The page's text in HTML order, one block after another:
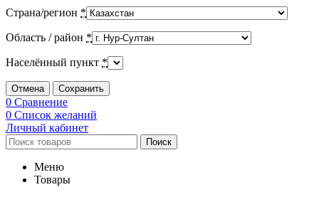
Страна/регион *
Область / район *
Населённый пункт *
Отмена Сохранить
0 Сравнение
0 Список желаний
Личный кабинет
Поиск
Меню
Товары